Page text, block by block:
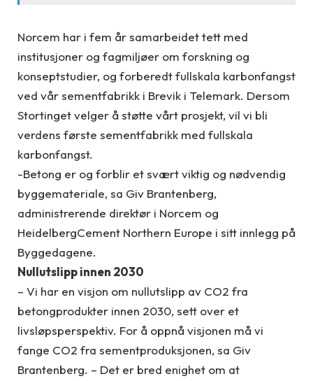
Norcem har i fem år samarbeidet tett med
institusjoner og fagmiljøer om forskning og
konseptstudier, og forberedt fullskala karbonfangst
ved vår sementfabrikk i Brevik i Telemark. Dersom
Stortinget velger å støtte vårt prosjekt, vil vi bli
verdens første sementfabrikk med fullskala
karbonfangst.
-Betong er og forblir et svært viktig og nødvendig
byggemateriale, sa Giv Brantenberg,
administrerende direktør i Norcem og
HeidelbergCement Northern Europe i sitt innlegg på
Byggedagene.
Nullutslipp innen 2030
– Vi har en visjon om nullutslipp av CO2 fra
betongprodukter innen 2030, sett over et
livsløpsperspektiv. For å oppnå visjonen må vi
fange CO2 fra sementproduksjonen, sa Giv
Brantenberg. – Det er bred enighet om at